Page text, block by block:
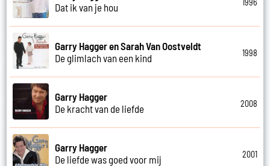
Dat ik van je hou
Garry Hagger en Sarah Van Oostveldt
De glimlach van een kind
1998
Garry Hagger
De kracht van de liefde
2008
Garry Hagger
De liefde was goed voor mij
2001